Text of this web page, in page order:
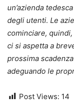
un’azienda
degli utenti. Le
cominciare,
ci si aspetta a
prossima
adeguando le
Post Views: 14